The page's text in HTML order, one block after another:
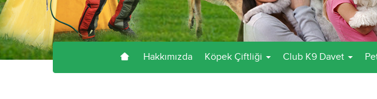
Hakkımızda Köpek Çiftliği Club K9 Davet